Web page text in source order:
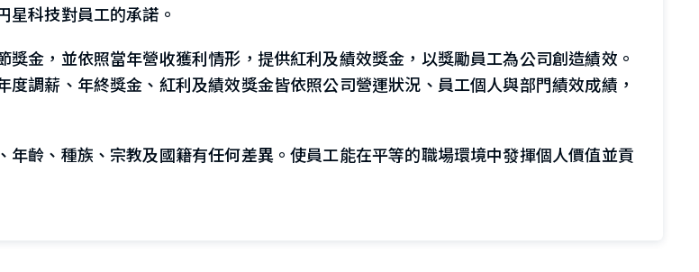
星科技對員工的承諾。
金，並依照當年營收獲利情形，提供紅利及績效獎金，以獎勵員工為公司創造績效。
調薪、年終獎金、紅利及績效獎金皆依照公司營運狀況、員工個人與部門績效成績，
齡、種族、宗教及國籍有任何差異。使員工能在平等的職場環境中發揮個人價值並貢